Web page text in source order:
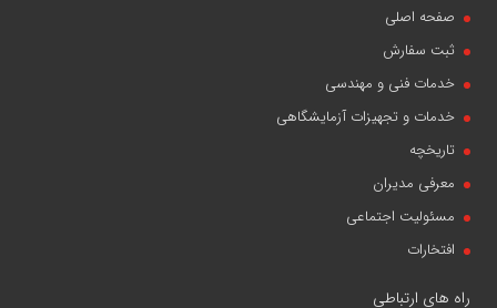
صفحه اصلی
ثبت سفارش
خدمات فنی و مهندسی
خدمات و تجهیزات آزمایشگاهی
تاریخچه
معرفی مدیران
مسئولیت اجتماعی
افتخارات
راه های ارتباطی